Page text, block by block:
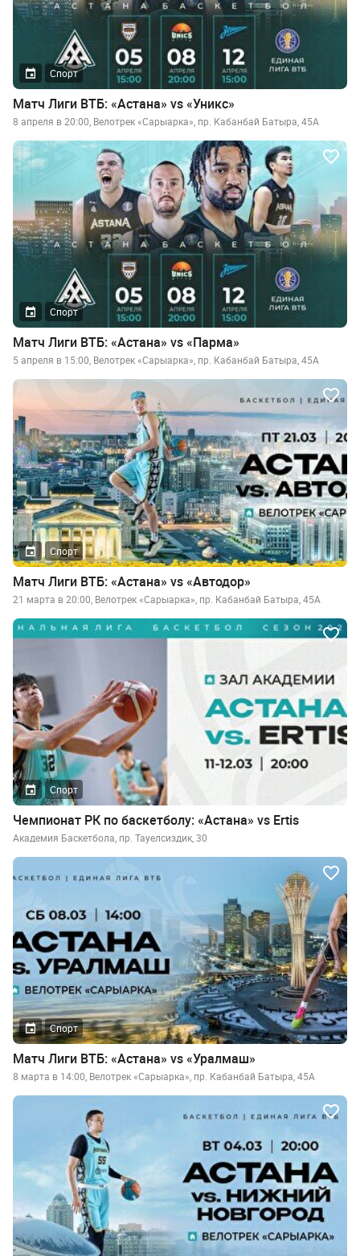
Спорт
Матч Лиги ВТБ: «Астана» vs «Уникс»
8 апреля в 20:00, Велотрек «Сарыарка», пр. Кабанбай Батыра, 45А
Спорт
Матч Лиги ВТБ: «Астана» vs «Парма»
5 апреля в 15:00, Велотрек «Сарыарка», пр. Кабанбай Батыра, 45А
Спорт
Матч Лиги ВТБ: «Астана» vs «Автодор»
21 марта в 20:00, Велотрек «Сарыарка», пр. Кабанбай Батыра, 45А
Спорт
Чемпионат РК по баскетболу: «Астана» vs Ertis
Академия Баскетбола, пр. Тауелсиздик, 30
Спорт
Матч Лиги ВТБ: «Астана» vs «Уралмаш»
8 марта в 14:00, Велотрек «Сарыарка», пр. Кабанбай Батыра, 45А